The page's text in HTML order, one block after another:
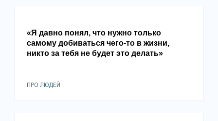
«Я давно понял, что нужно только
самому добиваться чего-то в жизни,
никто за тебя не будет это делать»
ПРО ЛЮДЕЙ